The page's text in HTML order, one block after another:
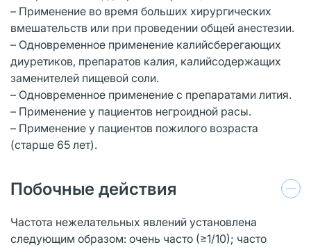
– Применение во время больших хирургических
вмешательств или при проведении общей анестезии.
– Одновременное применение калийсберегающих
диуретиков, препаратов калия, калийсодержащих
заменителей пищевой соли.
– Одновременное применение с препаратами лития.
– Применение у пациентов негроидной расы.
– Применение у пациентов пожилого возраста
(старше 65 лет).
Побочные действия
Частота нежелательных явлений установлена
следующим образом: очень часто (≥1/10); часто